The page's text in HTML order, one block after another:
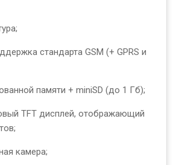
стандарта GSM (+ GPRS и
памяти + miniSD (до 1 Гб);
TFT дисплей, отображающий
камера;